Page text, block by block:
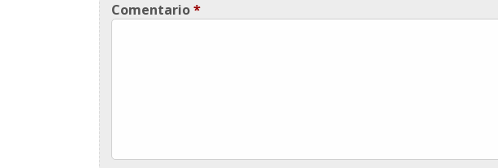
Comentario*